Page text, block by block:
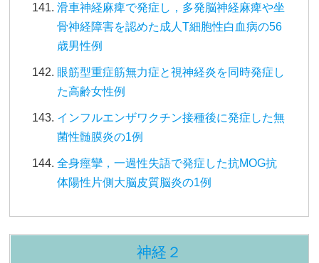
滑車神経麻痺で発症し，多発脳神経麻痺や坐
骨神経障害を認めた成人T細胞性白血病の56
歳男性例
眼筋型重症筋無力症と視神経炎を同時発症し
た高齢女性例
インフルエンザワクチン接種後に発症した無
菌性髄膜炎の1例
全身痙攣，一過性失語で発症した抗MOG抗
体陽性片側大脳皮質脳炎の1例
神経２